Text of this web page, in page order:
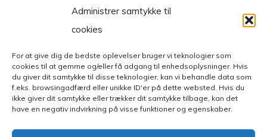
Administrer samtykke til
cookies
For at give dig de bedste oplevelser bruger vi teknologier som
cookies til at gemme og/eller få adgang til enhedsoplysninger. Hvis
du giver dit samtykke til disse teknologier, kan vi behandle data som
f.eks. browsingadfærd eller unikke ID'er på dette websted. Hvis du
ikke giver dit samtykke eller trækker dit samtykke tilbage, kan det
have en negativ indvirkning på visse funktioner og egenskaber.